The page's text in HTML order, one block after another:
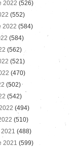
2022 (526)
(552)
2022 (584)
(584)
(562)
(521)
(470)
(502)
(542)
(494)
(510)
(488)
2021 (599)